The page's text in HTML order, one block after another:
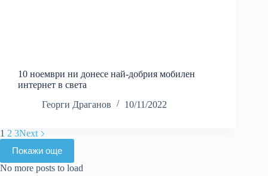
10 ноември ни донесе най-добрия мобилен
интернет в света
Георги Драганов
10/11/2022
1 2 3Next
Покажи още
No more posts to load